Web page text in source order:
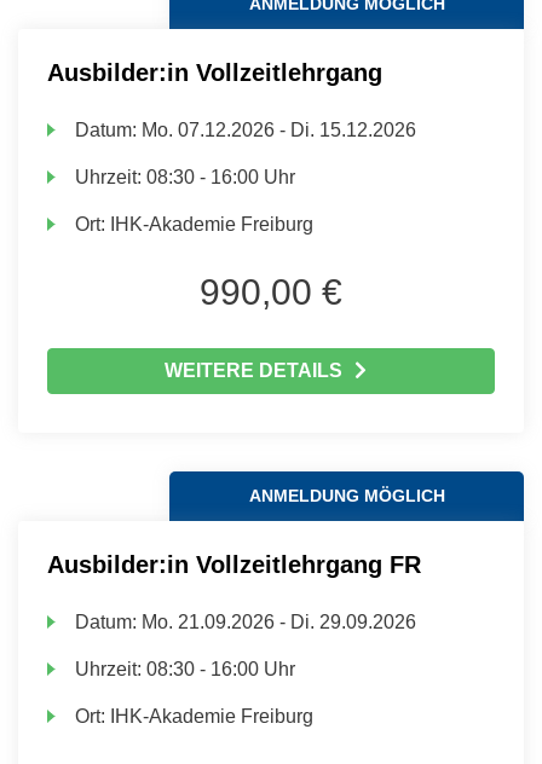
Ausbilder:in Vollzeitlehrgang
Datum: Mo. 07.12.2026 - Di. 15.12.2026
Uhrzeit:08:30 - 16:00 Uhr
Ort: IHK-Akademie Freiburg
990,00 €
WEITERE DETAILS
ANMELDUNG MÖGLICH
Ausbilder:in Vollzeitlehrgang FR
Datum: Mo. 21.09.2026 - Di. 29.09.2026
Uhrzeit:08:30 - 16:00 Uhr
Ort: IHK-Akademie Freiburg